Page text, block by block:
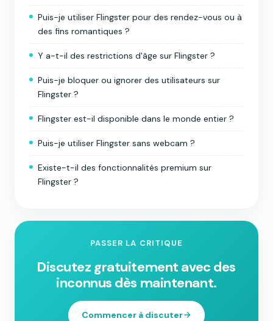
Puis-je utiliser Flingster pour des rendez-vous ou à
des fins romantiques ?
Y a-t-il des restrictions d'âge sur Flingster ?
Puis-je bloquer ou ignorer des utilisateurs sur
Flingster ?
Flingster est-il disponible dans le monde entier ?
Puis-je utiliser Flingster sans webcam ?
Existe-t-il des fonctionnalités premium sur
Flingster ?
PASSER LA CRITIQUE
Discutez gratuitement avec des
inconnus dès maintenant.
Commencer à discuter